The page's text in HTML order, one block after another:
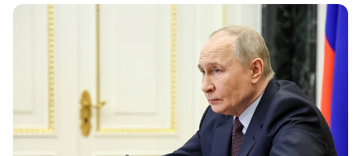
накопление тепла.